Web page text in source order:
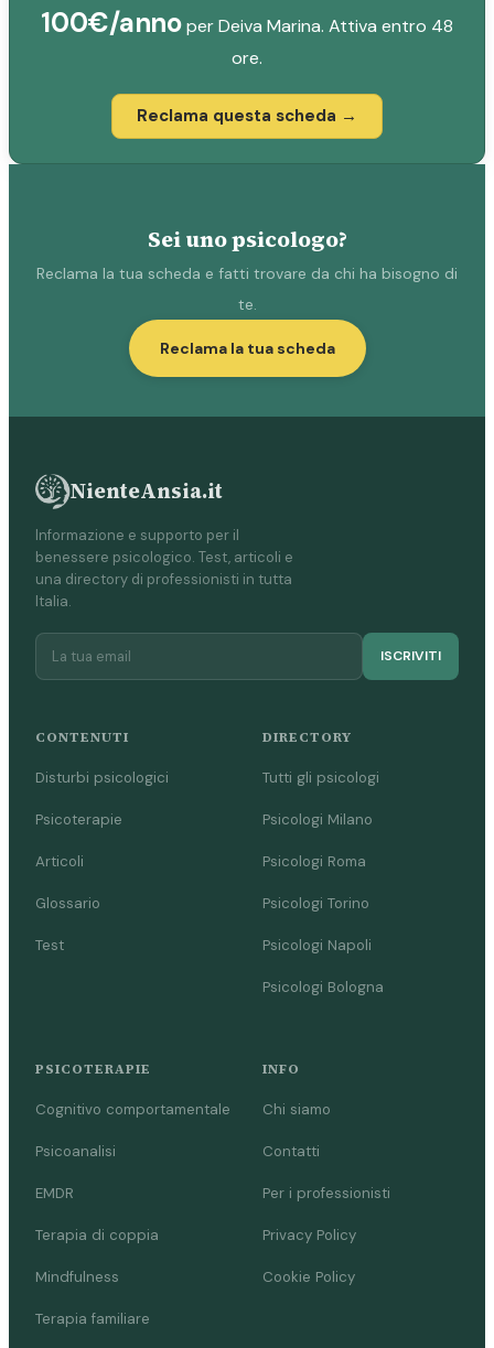
100€/annoper Deiva Marina. Attiva entro 48
ore.
Reclama questa scheda →
Sei uno psicologo?
Reclama la tua scheda e fatti trovare da chi ha bisogno di
te.
Reclama la tua scheda
NienteAnsia.it
Informazione e supporto per il
benessere psicologico. Test, articoli e
una directory di professionisti in tutta
Italia.
ISCRIVITI
CONTENUTI
Disturbi psicologici
Psicoterapie
Articoli
Glossario
Test
DIRECTORY
Tutti gli psicologi
Psicologi Milano
Psicologi Roma
Psicologi Torino
Psicologi Napoli
Psicologi Bologna
PSICOTERAPIE
Cognitivo comportamentale
Psicoanalisi
EMDR
Terapia di coppia
Mindfulness
Terapia familiare
INFO
Chi siamo
Contatti
Per i professionisti
Privacy Policy
Cookie Policy